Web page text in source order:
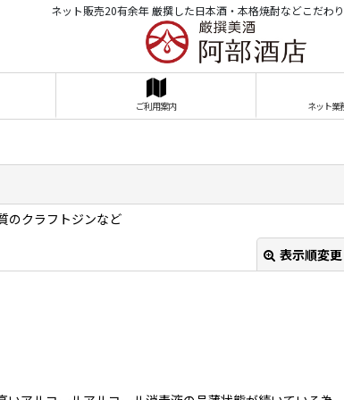
ネット販売20有余年 厳撰した日本酒・本格焼酎などこだわ
ご利用案内 ネット業
のクラフトジンなど
表示順変更